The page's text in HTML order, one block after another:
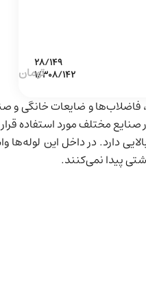
فاضلاب‌ها و ضایعات خانگی و
صنایع مختلف مورد استفاده
دارد. در داخل این
پیدا نمی‌کنند.